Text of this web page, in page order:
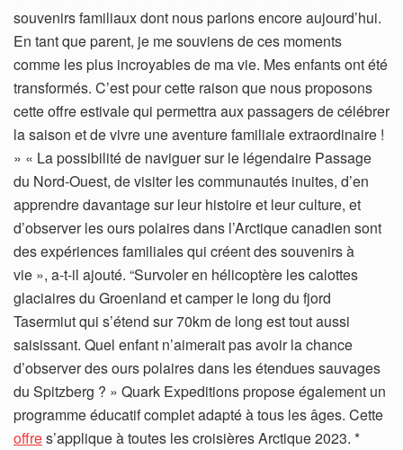
souvenirs familiaux dont nous parlons encore aujourd’hui.
En tant que parent, je me souviens de ces moments
comme les plus incroyables de ma vie. Mes enfants ont été
transformés. C’est pour cette raison que nous proposons
cette offre estivale qui permettra aux passagers de célébrer
la saison et de vivre une aventure familiale extraordinaire !
» « La possibilité de naviguer sur le légendaire Passage
du Nord-Ouest, de visiter les communautés inuites, d’en
apprendre davantage sur leur histoire et leur culture, et
d’observer les ours polaires dans l’Arctique canadien sont
des expériences familiales qui créent des souvenirs à
vie », a-t-il ajouté. “Survoler en hélicoptère les calottes
glaciaires du Groenland et camper le long du fjord
Tasermiut qui s’étend sur 70km de long est tout aussi
saisissant. Quel enfant n’aimerait pas avoir la chance
d’observer des ours polaires dans les étendues sauvages
du Spitzberg ? » Quark Expeditions propose également un
programme éducatif complet adapté à tous les âges. Cette
offres’applique à toutes les croisières Arctique 2023. *